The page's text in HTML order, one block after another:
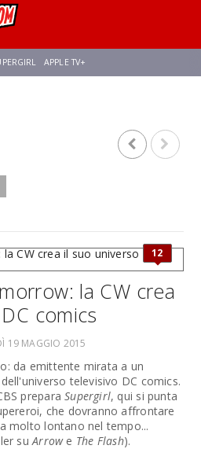
APPLE TV+
12
la CW crea
comics
19 MAGGIO 2015
da emittente mirata a un
televisivo DC comics.
preparaSupergirl, qui si punta
che dovranno affrontare
molto lontano nel tempo...
suArrowe The Flash).